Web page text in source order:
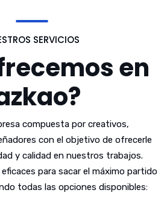
SERVICIOS
en
compuesta por creativos,
con el objetivo de ofrecerle
y calidad en nuestros trabajos.
para sacar el máximo partido
todas las opciones disponibles: